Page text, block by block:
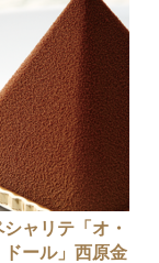
ャリテ「オ・
ドール」西原金